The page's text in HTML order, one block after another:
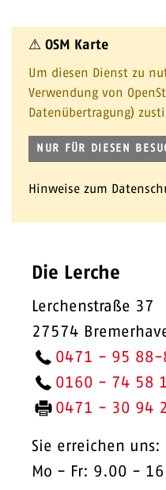
⚠ OSM Karte
Um diesen Dienst zu
Verwendung von
Datenübertragung)
NUR FÜR DIESEN
Hinweise zum
Die Lerche
Lerchenstraße 37
27574
0471 - 95 88-
0160 - 74 58
0471 - 30 94
Sie erreichen uns:
Mo - Fr: 9.00 -